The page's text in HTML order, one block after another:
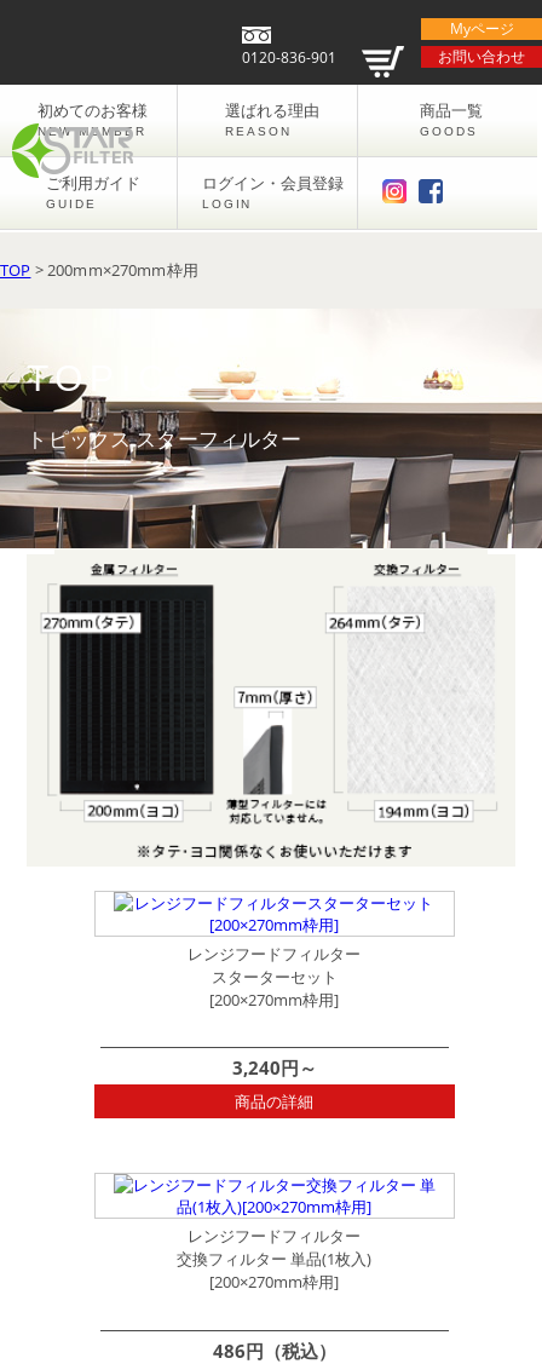
0120-836-901
Myページ
お問い合わせ
初めてのお客様
NEW MEMBER
選ばれる理由
REASON
商品一覧
GOODS
ご利用ガイド
GUIDE
ログイン・会員登録
LOGIN
TOP > 200mm×270mm枠用
TOPICS
トピックス スターフィルター
2017年9月27日
200mm×270mm枠用
レンジフードフィルター
スターターセット
[200×270mm枠用]
3,240円～
商品の詳細
レンジフードフィルター
交換フィルター 単品(1枚入)
[200×270mm枠用]
486円（税込）